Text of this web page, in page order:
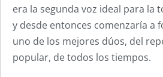
era la segunda voz ideal para la
y desde entonces comenzaría a
uno de los mejores dúos, del
popular, de todos los tiempos.